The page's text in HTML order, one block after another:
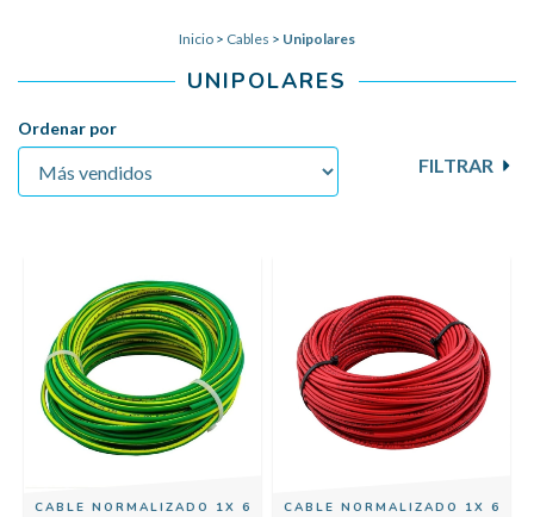
Inicio > Cables > Unipolares
UNIPOLARES
Ordenar por
FILTRAR
CABLE NORMALIZADO 1X 6
CABLE NORMALIZADO 1X 6